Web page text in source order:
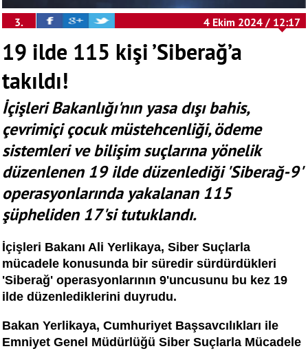
3.
4 Ekim 2024 / 12:17
19 ilde 115 kişi ’Siberağ’a
takıldı!
İçişleri Bakanlığı'nın yasa dışı bahis,
çevrimiçi çocuk müstehcenliği, ödeme
sistemleri ve bilişim suçlarına yönelik
düzenlenen 19 ilde düzenlediği 'Siberağ-9'
operasyonlarında yakalanan 115
şüpheliden 17'si tutuklandı.
İçişleri Bakanı Ali Yerlikaya, Siber Suçlarla
mücadele konusunda bir süredir sürdürdükleri
'Siberağ' operasyonlarının 9'uncusunu bu kez 19
ilde düzenlediklerini duyrudu.
Bakan Yerlikaya, Cumhuriyet Başsavcılıkları ile
Emniyet Genel Müdürlüğü Siber Suçlarla Mücadele